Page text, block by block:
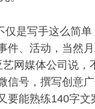
是写手这么简单
件、活动，当然
艺网媒体公司说，
信号，撰写创意
要能熟练140字文